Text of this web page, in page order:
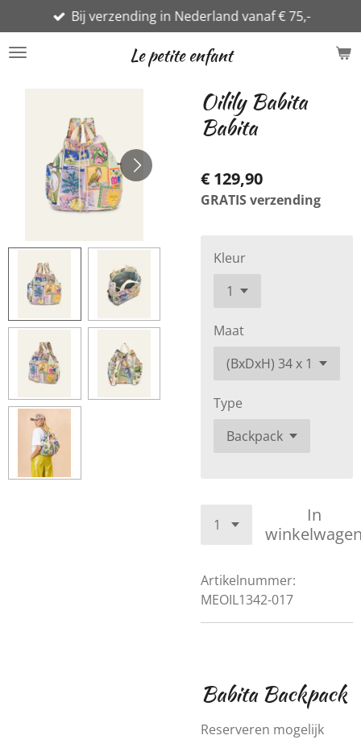
direct
naar
Le petite enfant
Bij verzending in Nederland vanaf € 75,-
Oilily Babita
Babita
€ 129,90
GRATIS verzending
Kleur
Maat
Type
In
Artikelnummer:
MEOIL1342-017
Babita Backpack
Reserveren mogelijk